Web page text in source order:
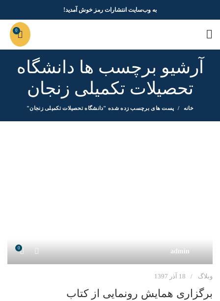
به وب‌سایت انتشارات رمز خوش آمدید!
0
آرشیو برچسب ها دانشگاه
تحصیلات تکمیلی زنجان
خانه پست های برچسب زده شده "دانشگاه تحصیلات تکمیلی زنجان"
admin
0
وبلاگ 18 آذر 1397
برگزاری همایش رونمایی از کتاب